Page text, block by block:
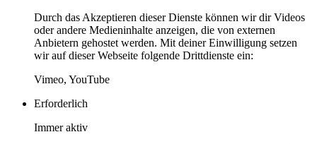
Durch das Akzeptieren dieser Dienste können wir dir Videos
oder andere Medieninhalte anzeigen, die von externen
Anbietern gehostet werden. Mit deiner Einwilligung setzen
wir auf dieser Webseite folgende Drittdienste ein:
Vimeo, YouTube
Erforderlich
Immer aktiv